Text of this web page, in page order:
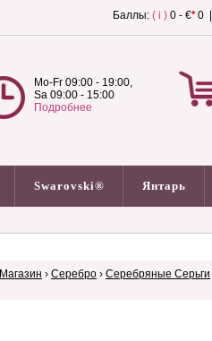
Баллы: ( i ) 0 - €*0 |
Mo-Fr 09:00 - 19:00,
Sa 09:00 - 15:00
Подробнее
Swarovski® Янтарь
Магазин › Серебро › Серебряные Серьги